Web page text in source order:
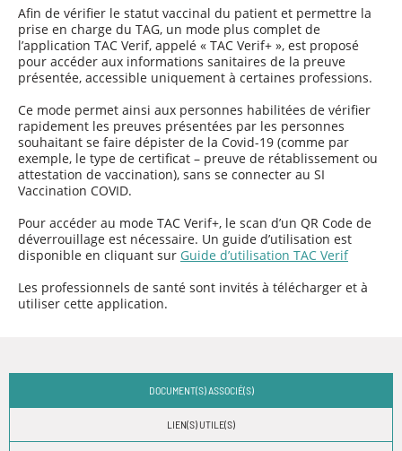
Afin de vérifier le statut vaccinal du patient et permettre la
prise en charge du TAG, un mode plus complet de
l’application TAC Verif, appelé « TAC Verif+ », est proposé
pour accéder aux informations sanitaires de la preuve
présentée, accessible uniquement à certaines professions.
Ce mode permet ainsi aux personnes habilitées de vérifier
rapidement les preuves présentées par les personnes
souhaitant se faire dépister de la Covid-19 (comme par
exemple, le type de certificat – preuve de rétablissement ou
attestation de vaccination), sans se connecter au SI
Vaccination COVID.
Pour accéder au mode TAC Verif+, le scan d’un QR Code de
déverrouillage est nécessaire. Un guide d’utilisation est
disponible en cliquant sur Guide d’utilisation TAC Verif
Les professionnels de santé sont invités à télécharger et à
utiliser cette application.
DOCUMENT(S) ASSOCIÉ(S)
LIEN(S) UTILE(S)